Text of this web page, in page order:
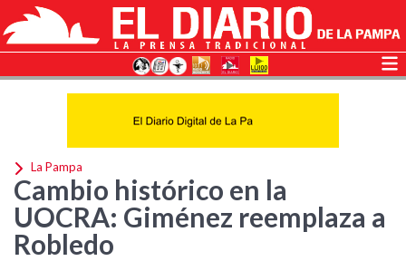
La Pampa
Cambio histórico en la
UOCRA: Giménez reemplaza a
Robledo